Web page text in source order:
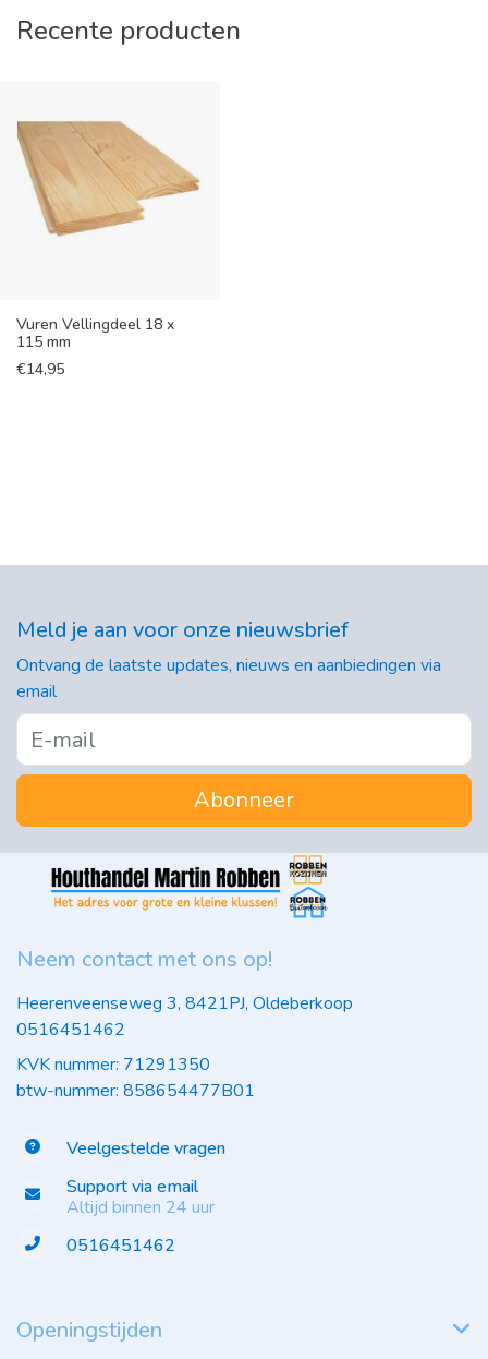
Recente producten
Vuren Vellingdeel 18 x
115 mm
€14,95
Meld je aan voor onze nieuwsbrief
Ontvang de laatste updates, nieuws en aanbiedingen via
email
Abonneer
Neem contact met ons op!
Heerenveenseweg 3, 8421PJ, Oldeberkoop
0516451462
KVK nummer: 71291350
btw-nummer: 858654477B01
Veelgestelde vragen
Support via email
Altijd binnen 24 uur
0516451462
Openingstijden